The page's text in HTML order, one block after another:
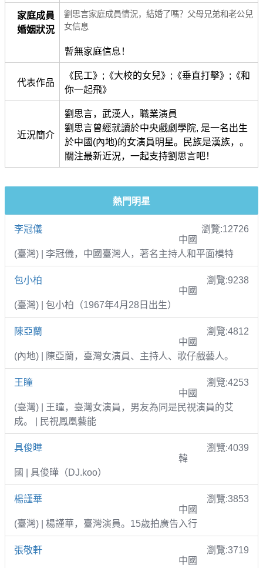
家庭成員
婚姻狀況
劉思言家庭成員情況，結婚了嗎？父母兄弟和老公兒
女信息
暫無家庭信息！
代表作品
《民工》;《大校的女兒》;《垂直打擊》;《和
你一起飛》
近況簡介
劉思言，武漢人，職業演員
劉思言曾經就讀於中央戲劇學院, 是一名出生
於中國(內地)的女演員明星。民族是漢族，。
關注最新近況，一起支持劉思言吧！
熱門明星
李冠儀
瀏覽:12726
中國
(臺灣) | 李冠儀，中國臺灣人，著名主持人和平面模特
包小柏
瀏覽:9238
中國
(臺灣) | 包小柏（1967年4月28日出生）
陳亞蘭
瀏覽:4812
中國
(內地) | 陳亞蘭，臺灣女演員、主持人、歌仔戲藝人。
王瞳
瀏覽:4253
中國
(臺灣) | 王瞳，臺灣女演員，男友為同是民視演員的艾
成。 | 民視鳳凰藝能
具俊曄
瀏覽:4039
韓
國 | 具俊曄（DJ.koo）
楊謹華
瀏覽:3853
中國
(臺灣) | 楊謹華，臺灣演員。15歲拍廣告入行
張敬軒
瀏覽:3719
中國